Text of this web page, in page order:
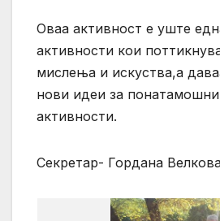
Оваа активност е уште
активности кои
мислења и искуства,а
нови идеи за
активности.
Секретар- Гордана